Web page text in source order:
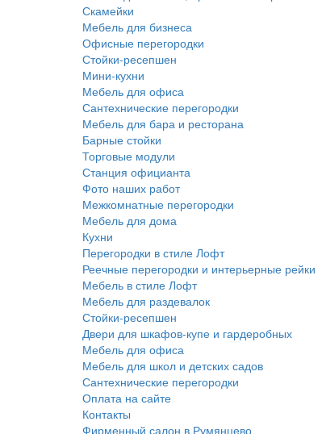
Скамейки
Мебель для бизнеса
Офисные перегородки
Стойки-ресепшен
Мини-кухни
Мебель для офиса
Сантехнические перегородки
Мебель для бара и ресторана
Барные стойки
Торговые модули
Станция официанта
Фото наших работ
Межкомнатные перегородки
Мебель для дома
Кухни
Перегородки в стиле Лофт
Реечные перегородки и интерьерные рейки
Мебель в стиле Лофт
Мебель для раздевалок
Стойки-ресепшен
Двери для шкафов-купе и гардеробных
Мебель для офиса
Мебель для школ и детских садов
Сантехнические перегородки
Оплата на сайте
Контакты
Фирменный салон в Румянцево